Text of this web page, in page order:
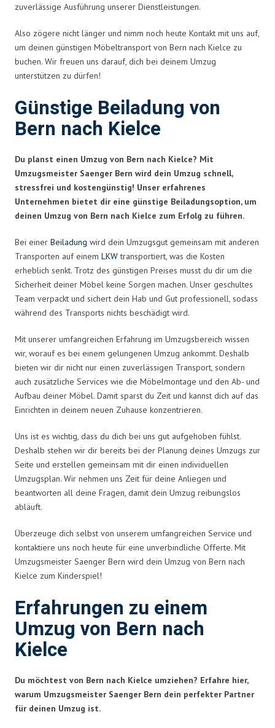
zuverlässige Ausführung unserer Dienstleistungen.
Also zögere nicht länger und nimm noch heute Kontakt mit uns auf,
um deinen günstigen Möbeltransport von Bern nach Kielce zu
buchen. Wir freuen uns darauf, dich bei deinem Umzug
unterstützen zu dürfen!
Günstige Beiladung von
Bern nach Kielce
Du planst einen Umzug von Bern nach Kielce? Mit
Umzugsmeister Saenger Bern wird dein Umzug schnell,
stressfrei und kostengünstig! Unser erfahrenes
Unternehmen bietet dir eine günstige Beiladungsoption, um
deinen Umzug von Bern nach Kielce zum Erfolg zu führen.
Bei einer Beiladung wird dein Umzugsgut gemeinsam mit anderen
Transporten auf einem LKWtransportiert, was die Kosten
erheblich senkt. Trotz des günstigen Preises musst du dir um die
Sicherheit deiner Möbel keine Sorgen machen. Unser geschultes
Team verpackt und sichert dein Hab und Gut professionell, sodass
während des Transports nichts beschädigt wird.
Mit unserer umfangreichen Erfahrung im Umzugsbereich wissen
wir, worauf es bei einem gelungenen Umzug ankommt. Deshalb
bieten wir dir nicht nur einen zuverlässigen Transport, sondern
auch zusätzliche Services wie die Möbelmontage und den Ab- und
Aufbau deiner Möbel. Damit sparst du Zeit und kannst dich auf das
Einrichten in deinem neuen Zuhause konzentrieren.
Uns ist es wichtig, dass du dich bei uns gut aufgehoben fühlst.
Deshalb stehen wir dir bereits bei der Planung deines Umzugs zur
Seite und erstellen gemeinsam mit dir einen individuellen
Umzugsplan. Wir nehmen uns Zeit für deine Anliegen und
beantworten all deine Fragen, damit dein Umzug reibungslos
abläuft.
Überzeuge dich selbst von unserem umfangreichen Service und
kontaktiere uns noch heute für eine unverbindliche Offerte. Mit
Umzugsmeister Saenger Bern wird dein Umzug von Bern nach
Kielce zum Kinderspiel!
Erfahrungen zu einem
Umzug von Bern nach
Kielce
Du möchtest von Bern nach Kielce umziehen? Erfahre hier,
warum Umzugsmeister Saenger Bern dein perfekter Partner
für deinen Umzug ist.